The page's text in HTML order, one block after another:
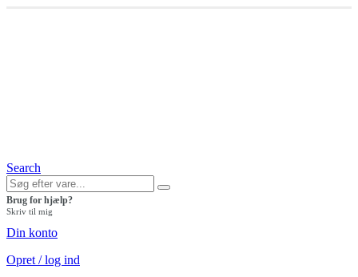
Search
Brug for hjælp?
Skriv til mig
Din konto
Opret / log ind